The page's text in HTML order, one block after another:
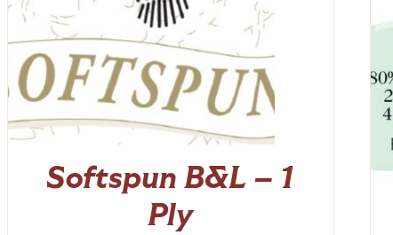
Softspun B&L – 1
Ply